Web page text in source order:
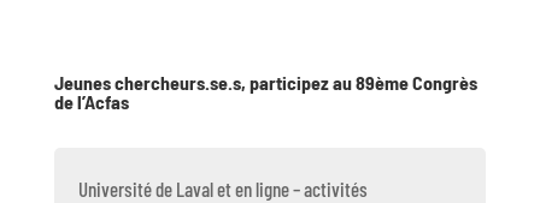
Jeunes chercheurs.se.s, participez au 89ème Congrès
de l’Acfas
Université de Laval et en ligne – activités